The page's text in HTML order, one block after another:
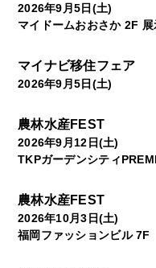
2026年9月5日(土)
マイドームおおさか 2F
マイナビ移住フェア
2026年9月5日(土)
農林水産FEST
2026年9月12日(土)
TKPガーデンシティ
農林水産FEST
2026年10月3日(土)
福岡ファッションビル 7F